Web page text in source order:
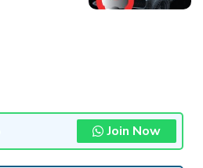
Join Now